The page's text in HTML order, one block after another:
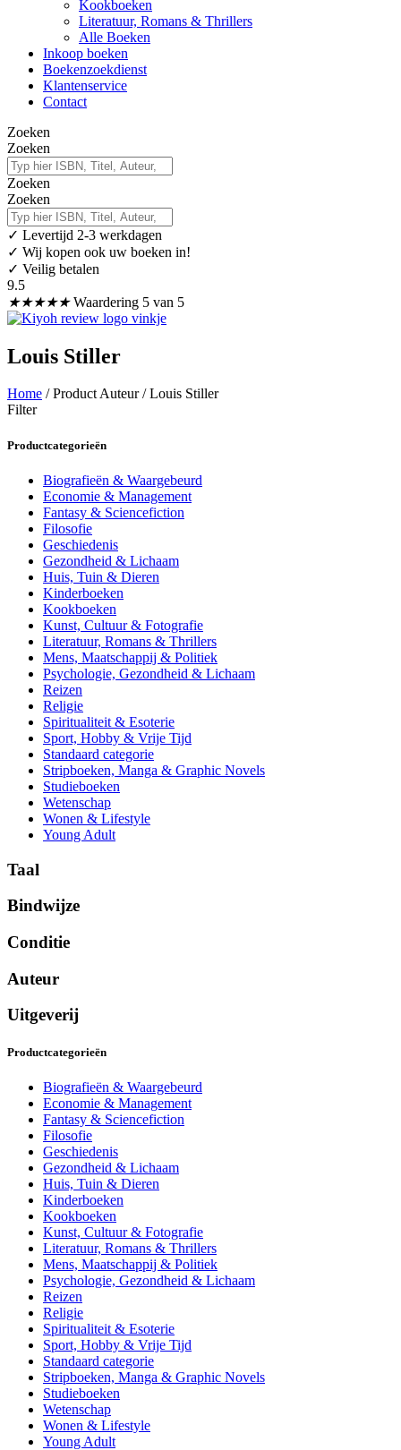
Kookboeken
Literatuur, Romans & Thrillers
Alle Boeken
Inkoop boeken
Boekenzoekdienst
Klantenservice
Contact
Zoeken
Zoeken
Zoeken
Zoeken
✓ Levertijd 2-3 werkdagen
✓ Wij kopen ook uw boeken in!
✓ Veilig betalen
9.5
★★★★★ Waardering 5 van 5
Louis Stiller
Home / Product Auteur / Louis Stiller
Filter
Productcategorieën
Biografieën & Waargebeurd
Economie & Management
Fantasy & Sciencefiction
Filosofie
Geschiedenis
Gezondheid & Lichaam
Huis, Tuin & Dieren
Kinderboeken
Kookboeken
Kunst, Cultuur & Fotografie
Literatuur, Romans & Thrillers
Mens, Maatschappij & Politiek
Psychologie, Gezondheid & Lichaam
Reizen
Religie
Spiritualiteit & Esoterie
Sport, Hobby & Vrije Tijd
Standaard categorie
Stripboeken, Manga & Graphic Novels
Studieboeken
Wetenschap
Wonen & Lifestyle
Young Adult
Taal
Bindwijze
Conditie
Auteur
Uitgeverij
Productcategorieën
Biografieën & Waargebeurd
Economie & Management
Fantasy & Sciencefiction
Filosofie
Geschiedenis
Gezondheid & Lichaam
Huis, Tuin & Dieren
Kinderboeken
Kookboeken
Kunst, Cultuur & Fotografie
Literatuur, Romans & Thrillers
Mens, Maatschappij & Politiek
Psychologie, Gezondheid & Lichaam
Reizen
Religie
Spiritualiteit & Esoterie
Sport, Hobby & Vrije Tijd
Standaard categorie
Stripboeken, Manga & Graphic Novels
Studieboeken
Wetenschap
Wonen & Lifestyle
Young Adult